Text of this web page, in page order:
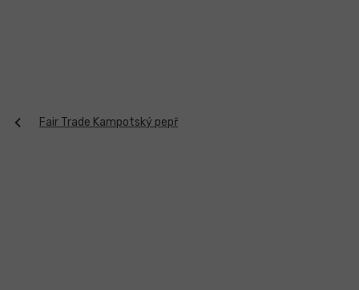
Fair Trade Kampotský pepř